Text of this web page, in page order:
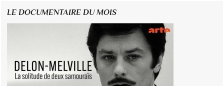
LE DOCUMENTAIRE DU MOIS